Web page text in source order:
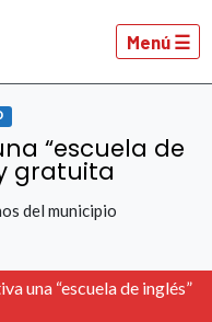
Menú ☰
“escuela de
gratuita
del municipio
una “escuela de inglés”